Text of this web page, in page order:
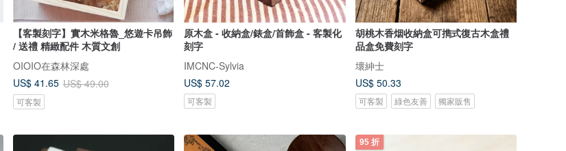
【客製刻字】實木米格魯_悠遊卡吊飾
/ 送禮 精緻配件 木質文創
OIOIO在森林深處
US$ 41.65 US$ 49.00
可客製
原木盒 - 收納盒/錶盒/首飾盒 - 客製化
刻字
IMCNC-Sylvia
US$ 57.02
可客製
胡桃木香烟收納盒可擕式復古木盒禮
品盒免費刻字
壞紳士
US$ 50.33
可客製 綠色友善 獨家販售
95 折